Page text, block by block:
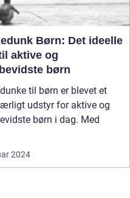
Børn: Det ideelle
aktive og
børn
til børn er blevet et
udstyr for aktive og
børn i dag. Med
2024